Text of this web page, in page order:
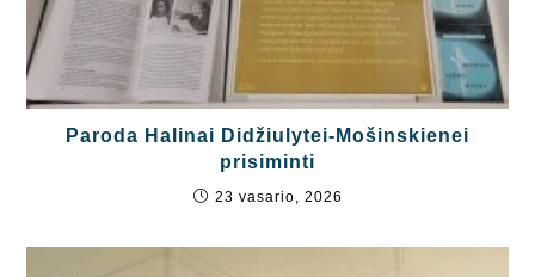
Paroda Halinai Didžiulytei-Mošinskienei
prisiminti
23 vasario, 2026